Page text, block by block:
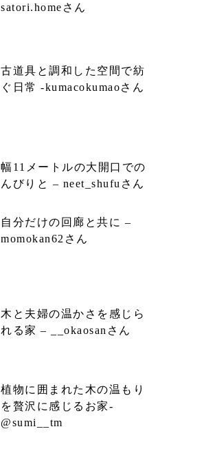
satori.homeさん
古道具と調和した空間で紡
ぐ日常 -kumacokumaoさん
幅11メートルの大開口での
んびりと – neet_shufuさん
自分だけの回廊と共に –
momokan62さん
木と夫婦の温かさを感じら
れる家 – __okaosanさん
植物に囲まれた木の温もり
を贅沢に感じるお家-
@sumi__tm